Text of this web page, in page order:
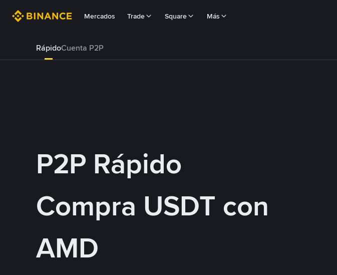
Mercados Trade Square Más
RápidoCuenta P2P
P2P Rápido
Compra USDT con
AMD